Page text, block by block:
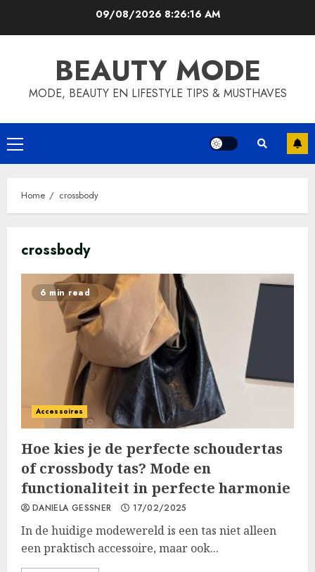
09/08/2026 8:26:17 AM
BEAUTY MODE
MODE, BEAUTY EN LIFESTYLE TIPS & MUSTHAVES
Primary
Menu
Home crossbody
crossbody
6 min read
Accessoires
Hoe kies je de perfecte schoudertas
of crossbody tas? Mode en
functionaliteit in perfecte harmonie
DANIELA GESSNER 17/02/2025
In de huidige modewereld is een tas niet alleen
een praktisch accessoire, maar ook...